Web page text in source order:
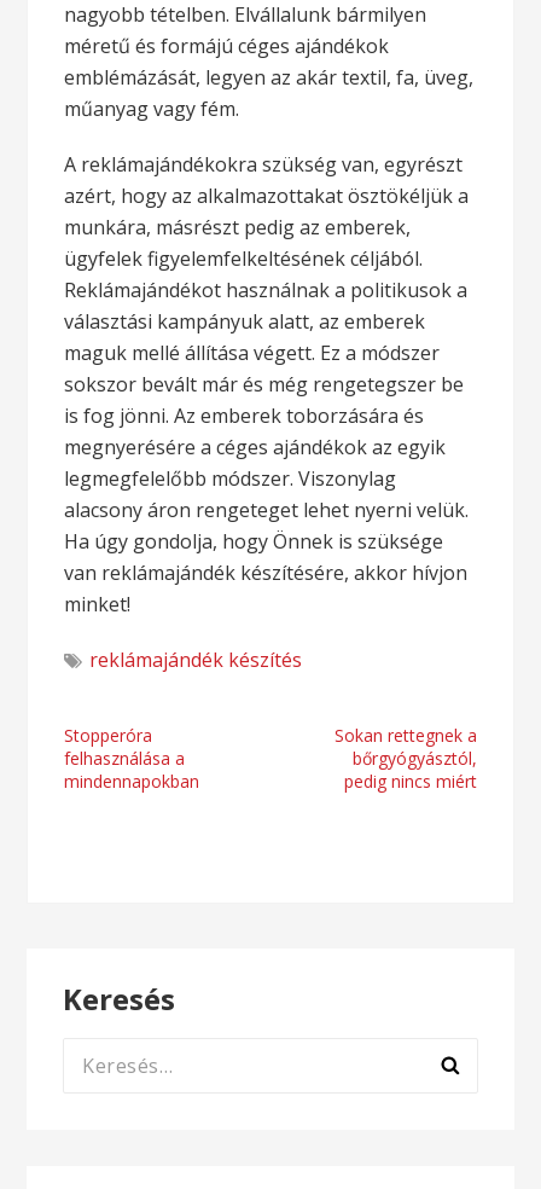
nagyobb tételben. Elvállalunk bármilyen
méretű és formájú céges ajándékok
emblémázását, legyen az akár textil, fa, üveg,
műanyag vagy fém.
A reklámajándékokra szükség van, egyrészt
azért, hogy az alkalmazottakat ösztökéljük a
munkára, másrészt pedig az emberek,
ügyfelek figyelemfelkeltésének céljából.
Reklámajándékot használnak a politikusok a
választási kampányuk alatt, az emberek
maguk mellé állítása végett. Ez a módszer
sokszor bevált már és még rengetegszer be
is fog jönni. Az emberek toborzására és
megnyerésére a céges ajándékok az egyik
legmegfelelőbb módszer. Viszonylag
alacsony áron rengeteget lehet nyerni velük.
Ha úgy gondolja, hogy Önnek is szüksége
van reklámajándék készítésére, akkor hívjon
minket!
reklámajándék készítés
Bejegyzés
navigáció
Stopperóra
felhasználása a
mindennapokban
Sokan rettegnek a
bőrgyógyásztól,
pedig nincs miért
Keresés
Keresés: